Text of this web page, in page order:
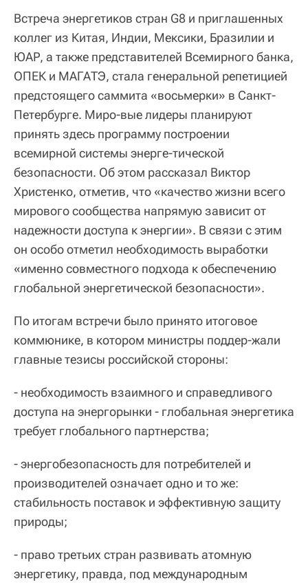
Встреча энергетиков стран G8 и приглашенных
коллег из Китая, Индии, Мексики, Бразилии и
ЮАР, а также представителей Всемирного банка,
ОПЕК и МАГАТЭ, стала генеральной репетицией
предстоящего саммита «восьмерки» в Санкт-
Петербурге. Миро-вые лидеры планируют
принять здесь программу построении
всемирной системы энерге-тической
безопасности. Об этом рассказал Виктор
Христенко, отметив, что «качество жизни всего
мирового сообщества напрямую зависит от
надежности доступа к энергии». В связи с этим
он особо отметил необходимость выработки
«именно совместного подхода к обеспечению
глобальной энергетической безопасности».
По итогам встречи было принято итоговое
коммюнике, в котором министры поддер-жали
главные тезисы российской стороны:
- необходимость взаимного и справедливого
доступа на энергорынки - глобальная энергетика
требует глобального партнерства;
- энергобезопасность для потребителей и
производителей означает одно и то же:
стабильность поставок и эффективную защиту
природы;
- право третьих стран развивать атомную
энергетику, правда, под международным